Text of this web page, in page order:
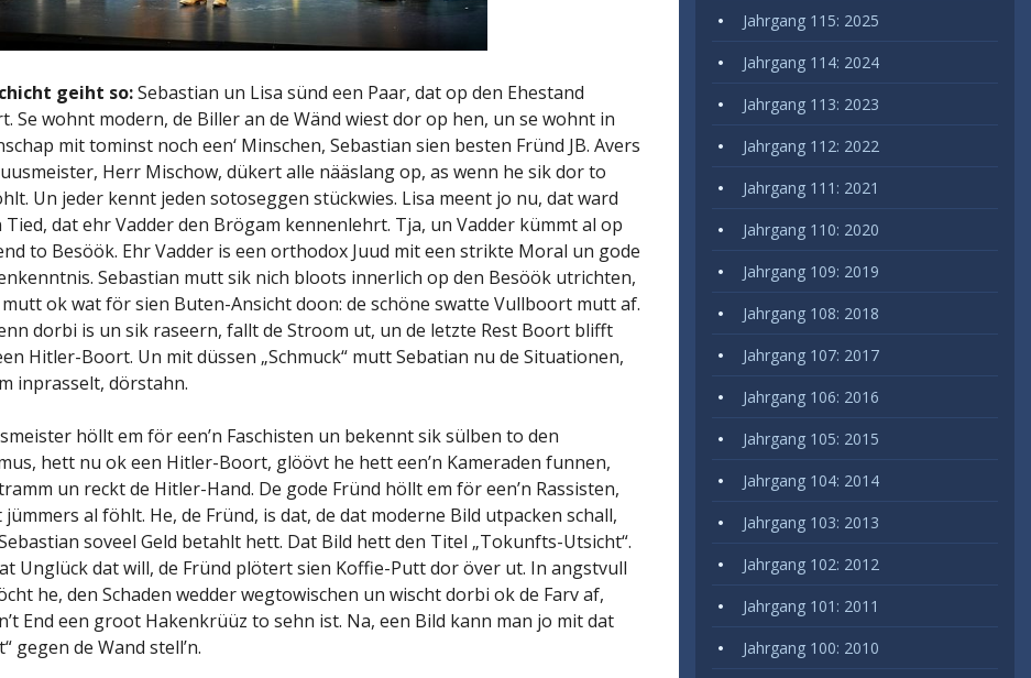
geiht so:Sebastian un Lisa sünd een Paar, dat op den Ehestand
Se wohnt modern, de Biller an de Wänd wiest dor op hen, un se wohnt in
mit tominst noch een‘ Minschen, Sebastian sien besten Fründ JB. Avers
Herr Mischow, dükert alle nääslang op, as wenn he sik dor to
Un jeder kennt jeden sotoseggen stückwies. Lisa meent jo nu, dat ward
dat ehr Vadder den Brögam kennenlehrt. Tja, un Vadder kümmt al op
to Besöök. Ehr Vadder is een orthodox Juud mit een strikte Moral un gode
Sebastian mutt sik nich bloots innerlich op den Besöök utrichten,
mutt ok wat för sien Buten-Ansicht doon: de schöne swatte Vullboort mutt af.
dorbi is un sik raseern, fallt de Stroom ut, un de letzte Rest Boort blifft
Hitler-Boort. Un mit düssen „Schmuck“ mutt Sebatian nu de Situationen,
inprasselt, dörstahn.
höllt em för een’n Faschisten un bekennt sik sülben to den
hett nu ok een Hitler-Boort, glöövt he hett een’n Kameraden funnen,
un reckt de Hitler-Hand. De gode Fründ höllt em för een’n Rassisten,
al föhlt. He, de Fründ, is dat, de dat moderne Bild utpacken schall,
soveel Geld betahlt hett. Dat Bild hett den Titel „Tokunfts-Utsicht“.
Unglück dat will, de Fründ plötert sien Koffie-Putt dor över ut. In angstvull
he, den Schaden wedder wegtowischen un wischt dorbi ok de Farv af,
End een groot Hakenkrüüz to sehn ist. Na, een Bild kann man jo mit dat
gegen de Wand stell’n.
Jahrgang 115: 2025
Jahrgang 114: 2024
Jahrgang 113: 2023
Jahrgang 112: 2022
Jahrgang 111: 2021
Jahrgang 110: 2020
Jahrgang 109: 2019
Jahrgang 108: 2018
Jahrgang 107: 2017
Jahrgang 106: 2016
Jahrgang 105: 2015
Jahrgang 104: 2014
Jahrgang 103: 2013
Jahrgang 102: 2012
Jahrgang 101: 2011
Jahrgang 100: 2010